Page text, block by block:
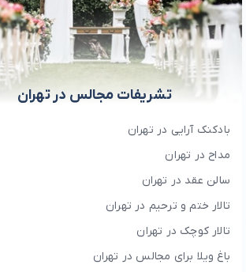
تشریفات مجالس در تهران
بادکنک آرایی در تهران
مداح در تهران
سالن عقد در تهران
تالار ختم و ترحیم در تهران
تالار کوچک در تهران
باغ ویلا برای مجالس در تهران